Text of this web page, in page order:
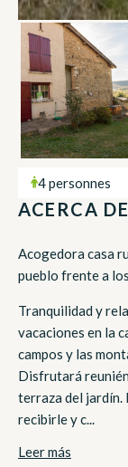
4 personnes
ACERCA DE
Acogedora casa
pueblo frente a
Tranquilidad y
vacaciones en la
campos y las
Disfrutará
terraza del jardín.
recibirle y c...
Leer más